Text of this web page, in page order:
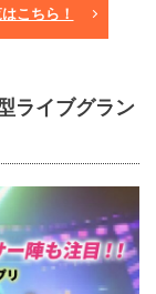
こちら！
ライブグラン